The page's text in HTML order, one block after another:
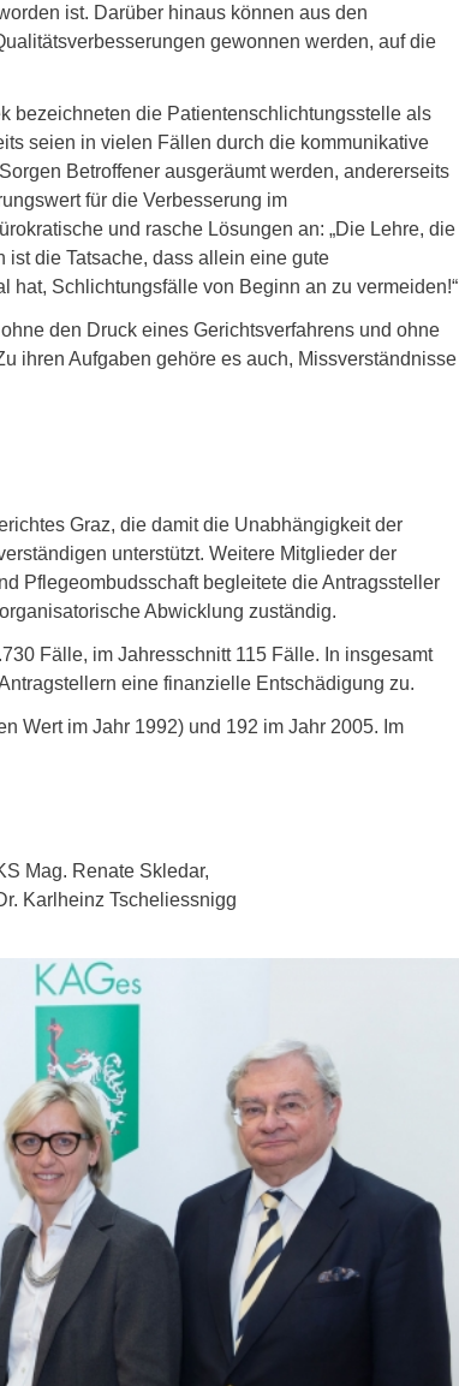
ist. Darüber hinaus können aus den
gewonnen werden, auf die
bezeichneten die Patientenschlichtungsstelle als
seien in vielen Fällen durch die kommunikative
Betroffener ausgeräumt werden, andererseits
für die Verbesserung im
und rasche Lösungen an: „Die Lehre, die
die Tatsache, dass allein eine gute
hat, Schlichtungsfälle von Beginn an zu vermeiden!“
den Druck eines Gerichtsverfahrens und ohne
ihren Aufgaben gehöre es auch, Missverständnisse
Graz, die damit die Unabhängigkeit der
unterstützt. Weitere Mitglieder der
Pflegeombudsschaft begleitete die Antragssteller
Abwicklung zuständig.
Fälle, im Jahresschnitt 115 Fälle. In insgesamt
eine finanzielle Entschädigung zu.
Wert im Jahr 1992) und 192 im Jahr 2005. Im
Mag. Renate Skledar,
Karlheinz Tscheliessnigg